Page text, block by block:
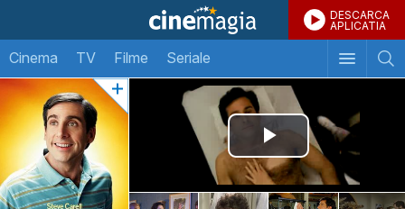
DESCARCA
APLICATIA
Cinema TV Filme Seriale